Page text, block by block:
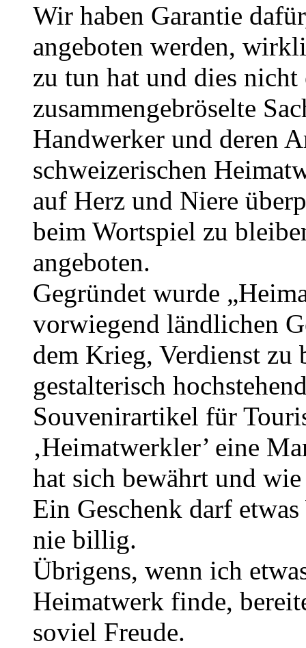
Wir haben Garantie
angeboten werden,
zu tun hat und dies
zusammengebröselte
Handwerker und deren
schweizerischen
auf Herz und Niere
beim Wortspiel zu
angeboten.
Gegründet wurde
vorwiegend ländlichen
dem Krieg, Verdienst
gestalterisch
Souvenirartikel für
‚Heimatwerkler’ eine
hat sich bewährt und
Ein Geschenk darf
nie billig.
Übrigens, wenn ich
Heimatwerk finde,
soviel Freude.